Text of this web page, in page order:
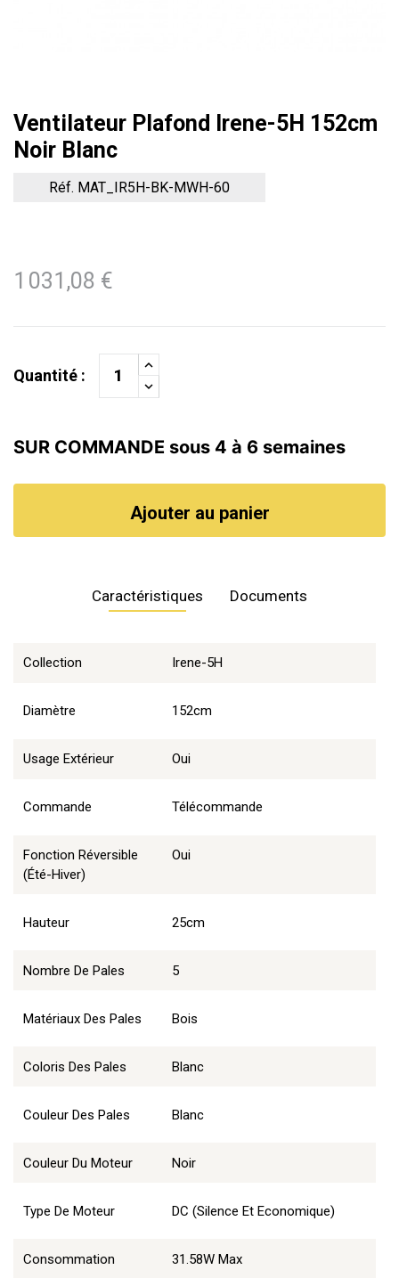
Ventilateur Plafond Irene-5H 152cm
Noir Blanc
Réf. MAT_IR5H-BK-MWH-60
1 031,08 €
Quantité :
SUR COMMANDE sous 4 à 6 semaines
Ajouter au panier
Caractéristiques
Collection Irene-5H
Diamètre 152cm
Usage Extérieur Oui
Commande Télécommande
Fonction Réversible
(été-Hiver)
Oui
Hauteur 25cm
Nombre De Pales 5
Matériaux Des Pales Bois
Coloris Des Pales Blanc
Couleur Des Pales Blanc
Couleur Du Moteur Noir
Type De Moteur DC (Silence Et Economique)
Consommation 31.58W Max
Documents